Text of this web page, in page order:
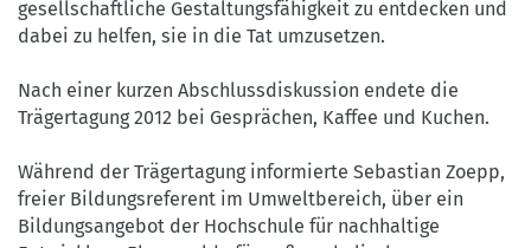
gesellschaftliche Gestaltungsfähigkeit zu entdecken und
dabei zu helfen, sie in die Tat umzusetzen.
Nach einer kurzen Abschlussdiskussion endete die
Trägertagung 2012 bei Gesprächen, Kaffee und Kuchen.
Während der Trägertagung informierte Sebastian Zoepp,
freier Bildungsreferent im Umweltbereich, über ein
Bildungsangebot der Hochschule für nachhaltige